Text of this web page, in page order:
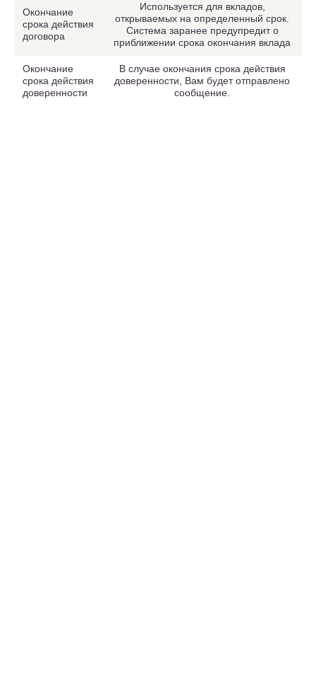
Окончание
срока действия
договора
Используется для вкладов,
открываемых на определенный срок.
Система заранее предупредит о
приближении срока окончания вклада
Окончание
срока действия
доверенности
В случае окончания срока действия
доверенности, Вам будет отправлено
сообщение.